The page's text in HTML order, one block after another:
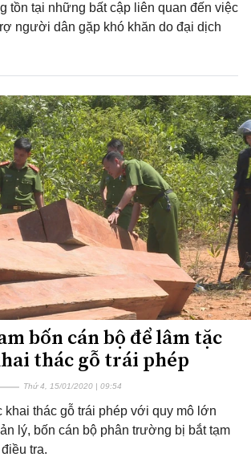
tồn tại những bất cập liên quan đến việc
người dân gặp khó khăn do đại dịch
bốn cán bộ để lâm tặc
thác gỗ trái phép
Thứ 4, 15/01/2020 | 09:54
khai thác gỗ trái phép với quy mô lớn
lý, bốn cán bộ phân trường bị bắt tạm
tra.